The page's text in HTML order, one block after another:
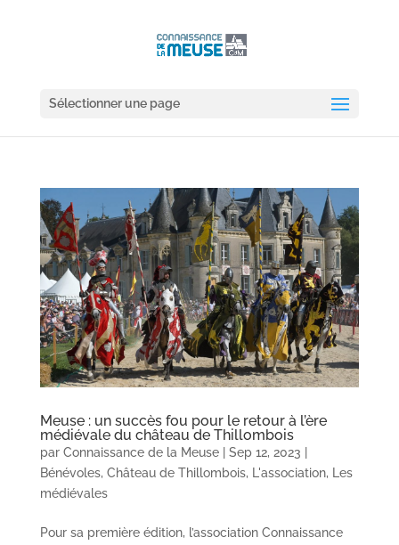
Sélectionner une page
Meuse : un succès fou pour le retour à l’ère
médiévale du château de Thillombois
par Connaissance de la Meuse| Sep 12, 2023
Bénévoles, Château de Thillombois, L'association,
Les
médiévales
Pour sa première édition, l’association Connaissance